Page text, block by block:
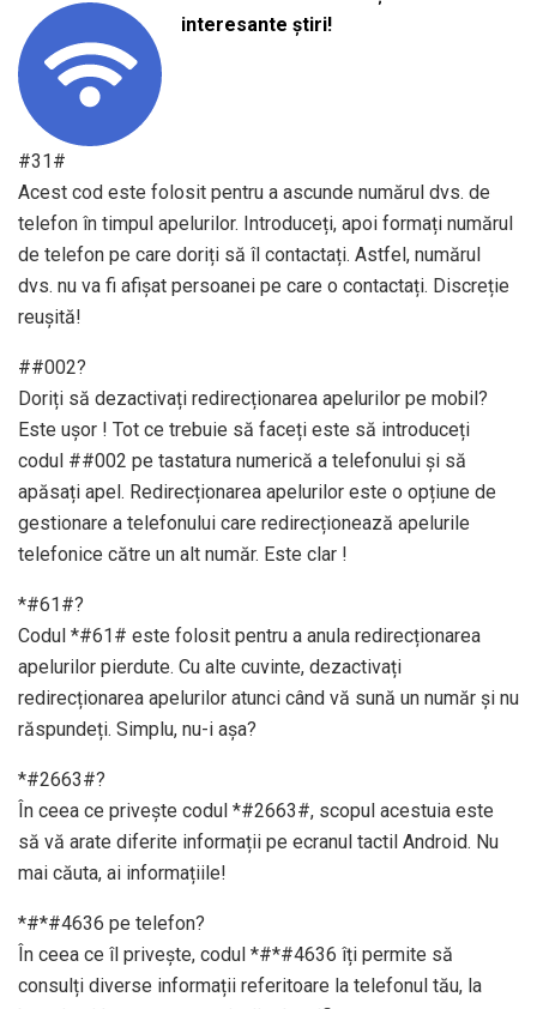
interesante știri!
#31#
Acest cod este folosit pentru a ascunde numărul dvs. de
telefon în timpul apelurilor. Introduceți, apoi formați numărul
de telefon pe care doriți să îl contactați. Astfel, numărul
dvs. nu va fi afișat persoanei pe care o contactați. Discreție
reușită!
##002?
Doriți să dezactivați redirecționarea apelurilor pe mobil?
Este ușor ! Tot ce trebuie să faceți este să introduceți
codul ##002 pe tastatura numerică a telefonului și să
apăsați apel. Redirecționarea apelurilor este o opțiune de
gestionare a telefonului care redirecționează apelurile
telefonice către un alt număr. Este clar !
*#61#?
Codul *#61# este folosit pentru a anula redirecționarea
apelurilor pierdute. Cu alte cuvinte, dezactivați
redirecționarea apelurilor atunci când vă sună un număr și nu
răspundeți. Simplu, nu-i așa?
*#2663#?
În ceea ce privește codul *#2663#, scopul acestuia este
să vă arate diferite informații pe ecranul tactil Android. Nu
mai căuta, ai informațiile!
*#*#4636 pe telefon?
În ceea ce îl privește, codul *#*#4636 îți permite să
consulți diverse informații referitoare la telefonul tău, la